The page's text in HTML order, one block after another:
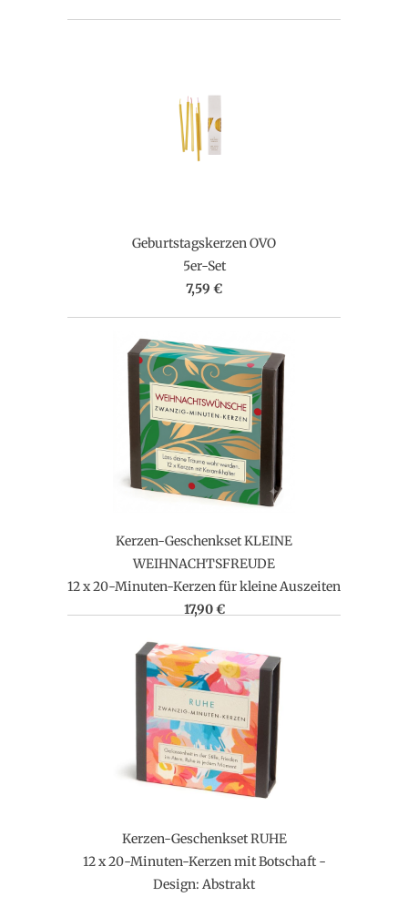
Geburtstagskerzen OVO
5er-Set
7,59 €
Kerzen-Geschenkset KLEINE
WEIHNACHTSFREUDE
12 x 20-Minuten-Kerzen für kleine Auszeiten
17,90 €
Kerzen-Geschenkset RUHE
12 x 20-Minuten-Kerzen mit Botschaft -
Design: Abstrakt